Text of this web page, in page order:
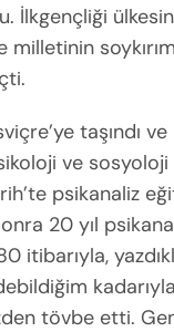
İlkgençliği
milletinin
taşındı ve
ve
psikanaliz
20 yıl
itibarıyla,
tövbe etti.